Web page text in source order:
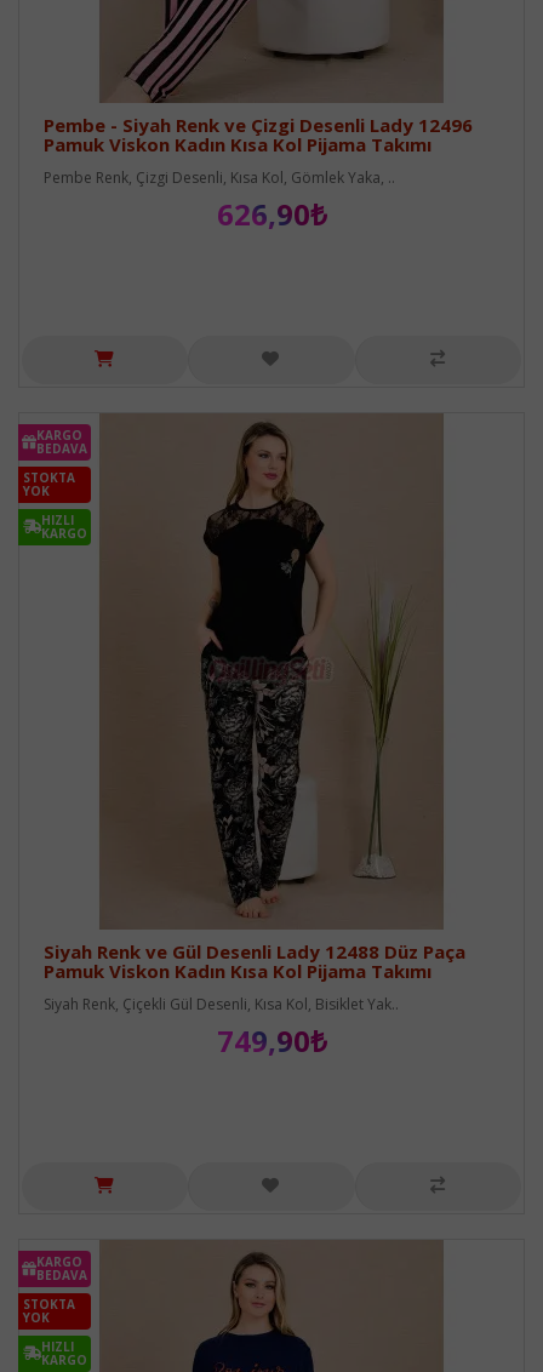
Pembe - Siyah Renk ve Çizgi Desenli Lady 12496
Pamuk Viskon Kadın Kısa Kol Pijama Takımı
Pembe Renk, Çizgi Desenli, Kısa Kol, Gömlek Yaka, ..
626,90₺
KARGO
BEDAVA
STOKTA
YOK
HIZLI
KARGO
Siyah Renk ve Gül Desenli Lady 12488 Düz Paça
Pamuk Viskon Kadın Kısa Kol Pijama Takımı
Siyah Renk, Çiçekli Gül Desenli, Kısa Kol, Bisiklet Yak..
749,90₺
KARGO
BEDAVA
STOKTA
YOK
HIZLI
KARGO